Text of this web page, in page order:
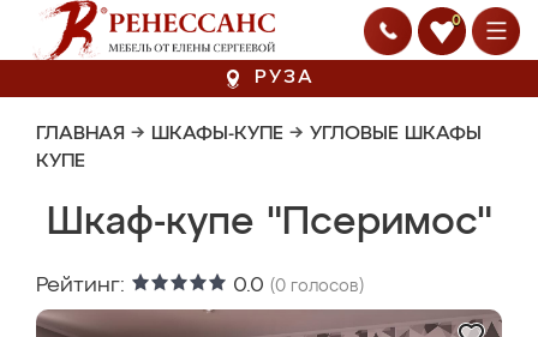
0
РУЗА
ГЛАВНАЯ → ШКАФЫ-КУПЕ → УГЛОВЫЕ ШКАФЫ
КУПЕ
Шкаф-купе "Псеримос"
Рейтинг: 0.0 (0 голосов)